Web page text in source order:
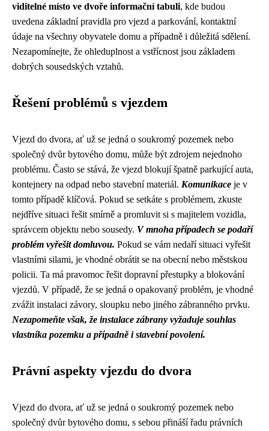
viditelné místo ve dvoře informační tabuli, kde budou
uvedena základní pravidla pro vjezd a parkování, kontaktní
údaje na všechny obyvatele domu a případně i důležitá sdělení.
Nezapomínejte, že ohleduplnost a vstřícnost jsou základem
dobrých sousedských vztahů.
Řešení problémů s vjezdem
Vjezd do dvora, ať už se jedná o soukromý pozemek nebo
společný dvůr bytového domu, může být zdrojem nejednoho
problému. Často se stává, že vjezd blokují špatně parkující auta,
kontejnery na odpad nebo stavební materiál. Komunikace je v
tomto případě klíčová. Pokud se setkáte s problémem, zkuste
nejdříve situaci řešit smírně a promluvit si s majitelem vozidla,
správcem objektu nebo sousedy. V mnoha případech se podaří
problém vyřešit domluvou. Pokud se vám nedaří situaci vyřešit
vlastními silami, je vhodné obrátit se na obecní nebo městskou
policii. Ta má pravomoc řešit dopravní přestupky a blokování
vjezdů. V případě, že se jedná o opakovaný problém, je vhodné
zvážit instalaci závory, sloupku nebo jiného zábranného prvku.
Nezapomeňte však, že instalace zábrany vyžaduje souhlas
vlastníka pozemku a případně i stavební povolení.
Právní aspekty vjezdu do dvora
Vjezd do dvora, ať už se jedná o soukromý pozemek nebo
společný dvůr bytového domu, s sebou přináší řadu právních